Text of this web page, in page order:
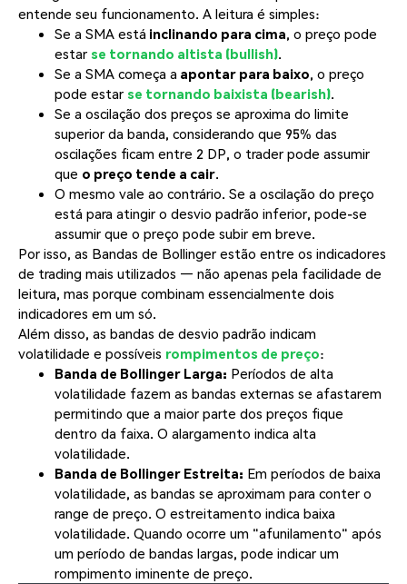
entende seu funcionamento. A leitura é simples:
Se a SMA está inclinando para cima, o preço pode
estar se tornando altista (bullish).
Se a SMA começa a apontar para baixo, o preço
pode estar se tornando baixista (bearish).
Se a oscilação dos preços se aproxima do limite
superior da banda, considerando que 95% das
oscilações ficam entre 2 DP, o trader pode assumir
que o preço tende a cair.
O mesmo vale ao contrário. Se a oscilação do preço
está para atingir o desvio padrão inferior, pode-se
assumir que o preço pode subir em breve.
Por isso, as Bandas de Bollinger estão entre os indicadores
de trading mais utilizados — não apenas pela facilidade de
leitura, mas porque combinam essencialmente dois
indicadores em um só.
Além disso, as bandas de desvio padrão indicam
volatilidade e possíveis rompimentos de preço:
Banda de Bollinger Larga: Períodos de alta
volatilidade fazem as bandas externas se afastarem
permitindo que a maior parte dos preços fique
dentro da faixa. O alargamento indica alta
volatilidade.
Banda de Bollinger Estreita: Em períodos de baixa
volatilidade, as bandas se aproximam para conter o
range de preço. O estreitamento indica baixa
volatilidade. Quando ocorre um "afunilamento" após
um período de bandas largas, pode indicar um
rompimento iminente de preço.